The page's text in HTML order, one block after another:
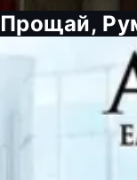
Прощай,